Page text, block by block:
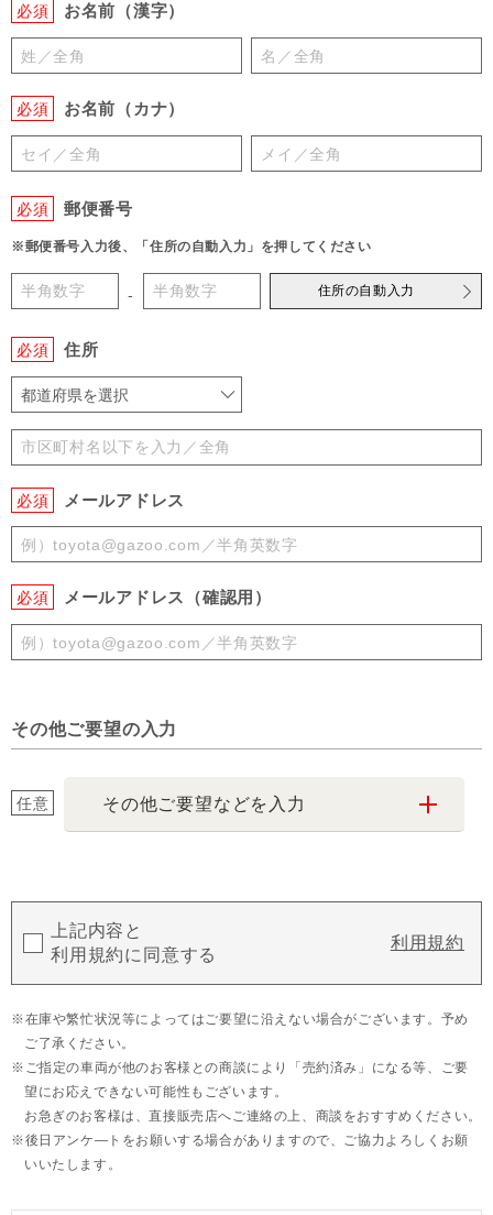
必須 お名前（漢字）
必須 お名前（カナ）
必須 郵便番号
※郵便番号入力後、「住所の自動入力」を押してください
- 住所の自動入力
必須 住所
都道府県を選択
必須 メールアドレス
必須 メールアドレス（確認用）
その他ご要望の入力
任意 その他ご要望などを入力
上記内容と
利用規約に同意する
利用規約
在庫や繁忙状況等によってはご要望に沿えない場合がございます。予め
ご了承ください。
ご指定の車両が他のお客様との商談により「売約済み」になる等、ご要
望にお応えできない可能性もございます。
お急ぎのお客様は、直接販売店へご連絡の上、商談をおすすめください。
後日アンケ―トをお願いする場合がありますので、ご協力よろしくお願
いいたします。